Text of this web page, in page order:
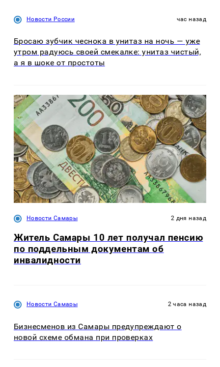
Новости России час назад
Бросаю зубчик чеснока в унитаз на ночь — уже
утром радуюсь своей смекалке: унитаз чистый,
а я в шоке от простоты
Новости Самары 2 дня назад
Житель Самары 10 лет получал пенсию
по поддельным документам об
инвалидности
Новости Самары 2 часа назад
Бизнесменов из Самары предупреждают о
новой схеме обмана при проверках